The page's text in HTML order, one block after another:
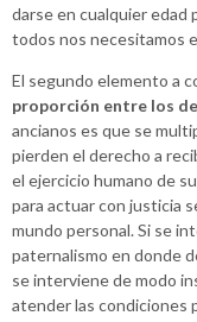
darse en cualquier
todos nos necesitamos
El segundo elemento a
proporción entre los
ancianos es que se
pierden el derecho a
el ejercicio humano de
para actuar con justicia
mundo personal. Si se
paternalismo en donde
se interviene de modo
atender las condiciones